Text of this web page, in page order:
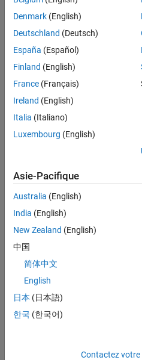
critères
de
recherche.
Vous
pouvez
élargir
votre
recherche
ou
afficher
l’ensemble
d'emploi.
malgré
tout
vous
trouvez
pas
d'offre
corresponde
à vos
Denmark (English)
Deutschland (Deutsch)
España (Español)
Finland (English)
France (Français)
Ireland (English)
Italia (Italiano)
Luxembourg (English)
Asie-Pacifique
Australia (English)
India (English)
New Zealand (English)
中国
简体中文
English
日本 (日本語)
한국 (한국어)
Contactez votre